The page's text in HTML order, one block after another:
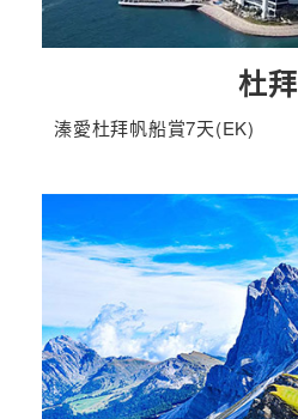
杜拜
溱愛杜拜帆船賞7天(EK)